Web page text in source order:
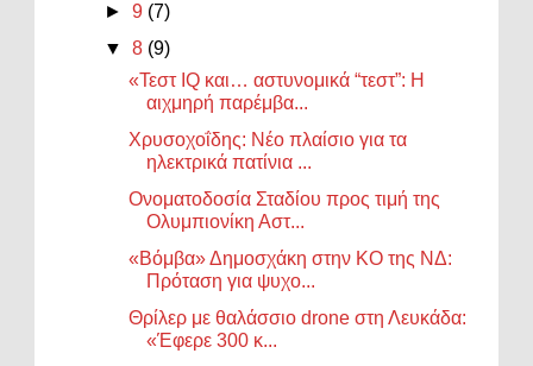
►9 (7)
▼8 (9)
«Τεστ IQ και… αστυνομικά “τεστ”: Η
αιχμηρή παρέμβα...
Χρυσοχοΐδης: Νέο πλαίσιο για τα
ηλεκτρικά πατίνια ...
Ονοματοδοσία Σταδίου προς τιμή της
Ολυμπιονίκη Αστ...
«Βόμβα» Δημοσχάκη στην ΚΟ της ΝΔ:
Πρόταση για ψυχο...
Θρίλερ με θαλάσσιο drone στη Λευκάδα:
«Έφερε 300 κ...